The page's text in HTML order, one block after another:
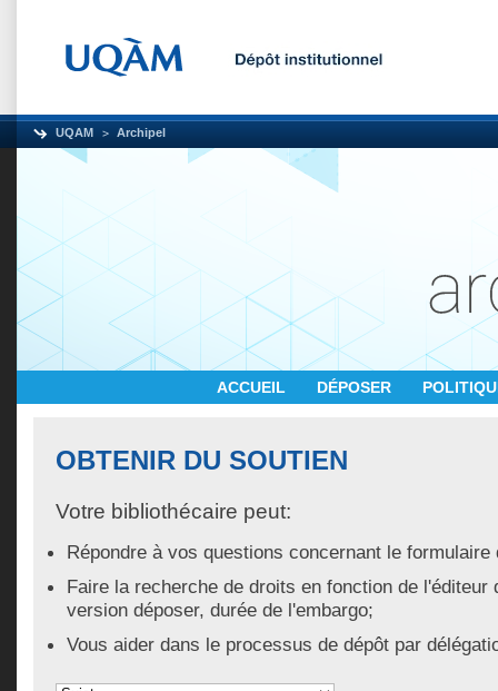
UQAM Archipel
ACCUEIL DÉPOSER
OBTENIR DU SOUTIEN
Votre bibliothécaire peut:
Répondre à vos questions concernant le formulaire
Faire la recherche de droits en fonction de l'éditeur
version déposer, durée de l'embargo;
Vous aider dans le processus de dépôt par